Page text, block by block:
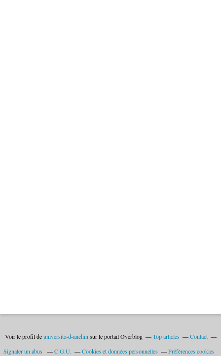
Voir le profil deuniversite-d-anchin sur le portail Overblog Top articles
Contact
Signaler un abus
C.G.U. Cookies et données personnelles Préférences cookies